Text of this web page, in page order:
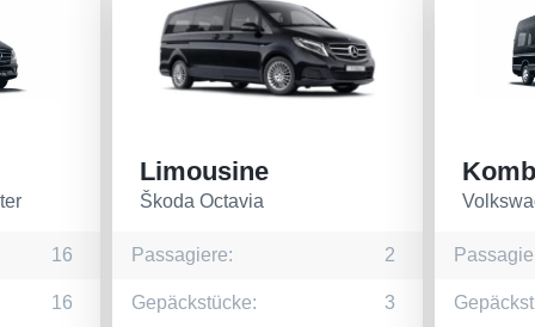
16
16
Limousine
Škoda Octavia
Passagiere: 2
Gepäckstücke: 3